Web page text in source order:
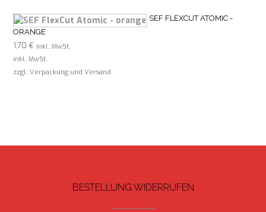
SEF FLEXCUT ATOMIC -
ORANGE
1,70 € inkl. MwSt.
inkl. MwSt.
zzgl. Verpackung und Versand
BESTELLUNG WIDERRUFEN